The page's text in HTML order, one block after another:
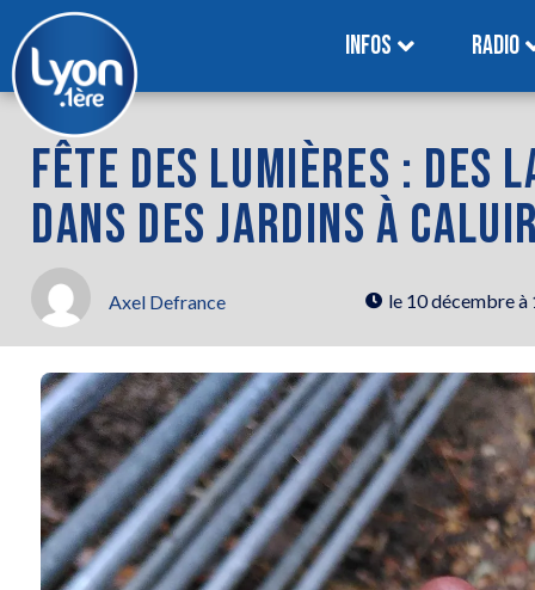
INFOS RADIO
FÊTE DES LUMIÈRES : DES
DANS DES JARDINS À
Axel Defrance le 10 décembre à